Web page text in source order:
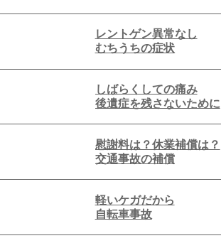
レントゲン異常なし
むちうちの症状
しばらくしての痛み
後遺症を残さないために
慰謝料は？休業補償は？
交通事故の補償
軽いケガだから
自転車事故